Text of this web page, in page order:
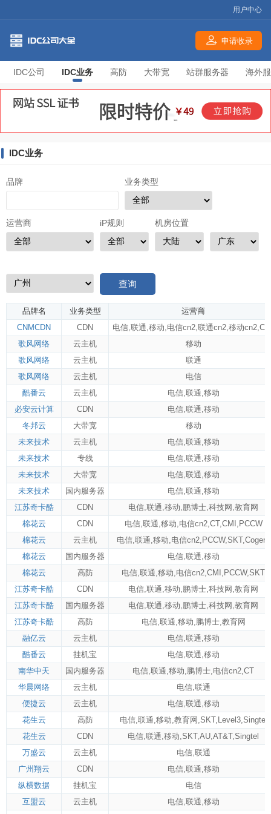
用户中心
申请收录
IDC公司 IDC业务 高防 大带宽 站群服务器 海外
IDC业务
品牌 业务类型
运营商 iP规则 机房位置
查询
品牌名 业务类型
运营商
CNMCDN
CDN 电信,联通,移动,电信cn2,联通cn2,移动cn2,
歌风网络
云主机
移动
歌风网络
云主机
联通
歌风网络
云主机
电信
酷番云
云主机 电信,联通,移动
必安云计算
CDN 电信,联通,移动
冬邦云
大带宽
移动
未来技术
云主机 电信,联通,移动
未来技术
专线 电信,联通,移动
未来技术
大带宽 电信,联通,移动
未来技术
国内服务器 电信,联通,移动
江苏奇卡酷
CDN 电信,联通,移动,鹏博士,科技网 ,教育网
棉花云
CDN 电信,联通,移动,电信cn2,CT,CMI , PCCW
棉花云
云主机 电信,联通,移动,电信cn2, PCCW,SKT,Cogent
棉花云
国内服务器 电信,联通,移动
棉花云
高防 电信,联通,移动,电信cn2,CMI , PCCW,SKT
江苏奇卡酷
CDN 电信,联通,移动,鹏博士,科技网 ,教育网
江苏奇卡酷
国内服务器 电信,联通,移动,鹏博士,科技网 ,教育网
江苏奇卡酷
高防 电信,联通,移动,鹏博士,教育网
融亿云
云主机 电信,联通,移动
酷番云
挂机宝 电信,联通,移动
南华中天
国内服务器 电信,联通,移动,鹏博士,电信cn2,CT
华晨网络
云主机 电信,联通
便捷云
云主机 电信,联通,移动
花生云
高防 电信,联通,移动,教育网 ,SKT, Level3,Singtel
花生云
CDN 电信,联通,移动,SKT,AU,AT&T,Singtel
万盛云
云主机 电信,联通
广州翔云
CDN 电信,联通,移动
纵横数据
挂机宝
电信
互盟云
云主机 电信,联通,移动